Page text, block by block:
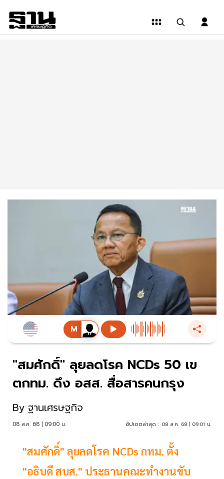
"สมศักดิ์" ลุยลดโรค NCDs 50 เข
ตกทม. ดึง อสส. สื่อสารคนกรุง
By ฐานเศรษฐกิจ
08 ส.ค. 68 | 09:00 น. อัปเดตล่าสุด : 08 ส.ค. 68 | 09:01 น.
"สมศักดิ์" ลุยลดโรค NCDs กทม. ตั้ง
"อธิบดี สบส." ประธานคณะทำงานขับ